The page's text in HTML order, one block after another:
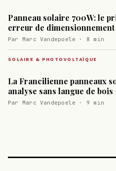
Panneau solaire 700W: le
erreur de dimensionnement
Par Marc Vandepoele · 8 min
SOLAIRE & PHOTOVOLTAÏQUE
La Francilienne panneaux
analyse sans langue de bois
Par Marc Vandepoele · 9 min